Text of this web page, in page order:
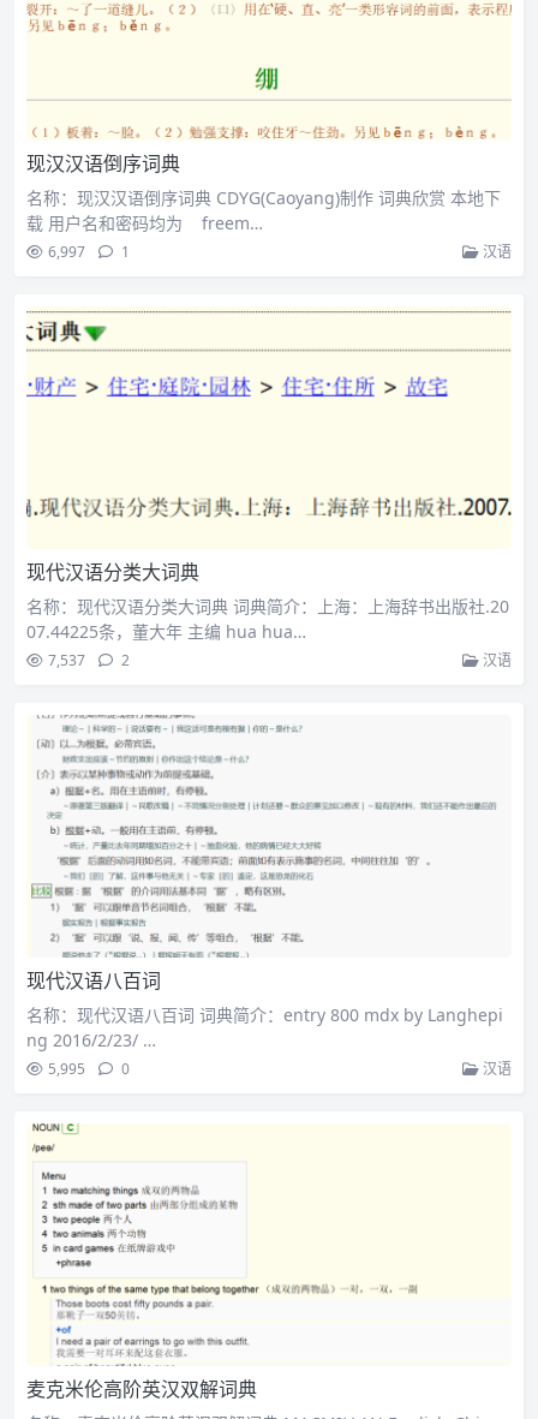
现汉汉语倒序词典
名称：现汉汉语倒序词典 CDYG(Caoyang)制作 词典欣赏 本地下
载 用户名和密码均为 freem…
6,997 1 汉语
现代汉语分类大词典
名称：现代汉语分类大词典 词典简介：上海：上海辞书出版社.20
07.44225条，董大年 主编 hua hua…
7,537 2 汉语
现代汉语八百词
名称：现代汉语八百词 词典简介：entry 800 mdx by Langhepi
ng 2016/2/23/ …
5,995 0 汉语
麦克米伦高阶英汉双解词典